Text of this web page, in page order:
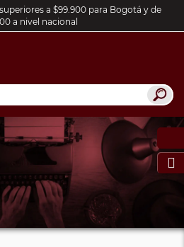
a $99.900 para Bogotá y de
a nivel nacional
